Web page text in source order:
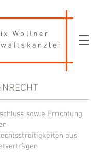
sowie Errichtung
aus